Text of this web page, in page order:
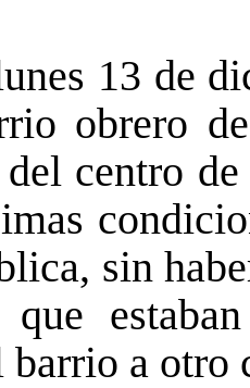
13 de
obrero
centro
sin
que
a otro